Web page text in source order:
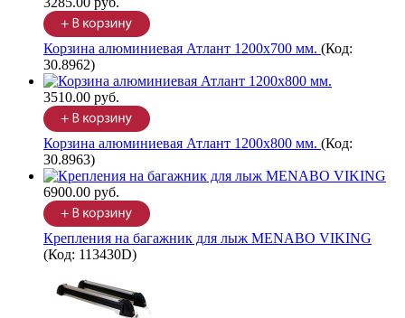
Корзина алюминиевая Атлант 1200х700 мм. (Код:
30.8962)
3510.00 руб.
Корзина алюминиевая Атлант 1200х800 мм. (Код:
30.8963)
6900.00 руб.
Крепления на багажник для лыж MENABO VIKING
(Код: 113430D)